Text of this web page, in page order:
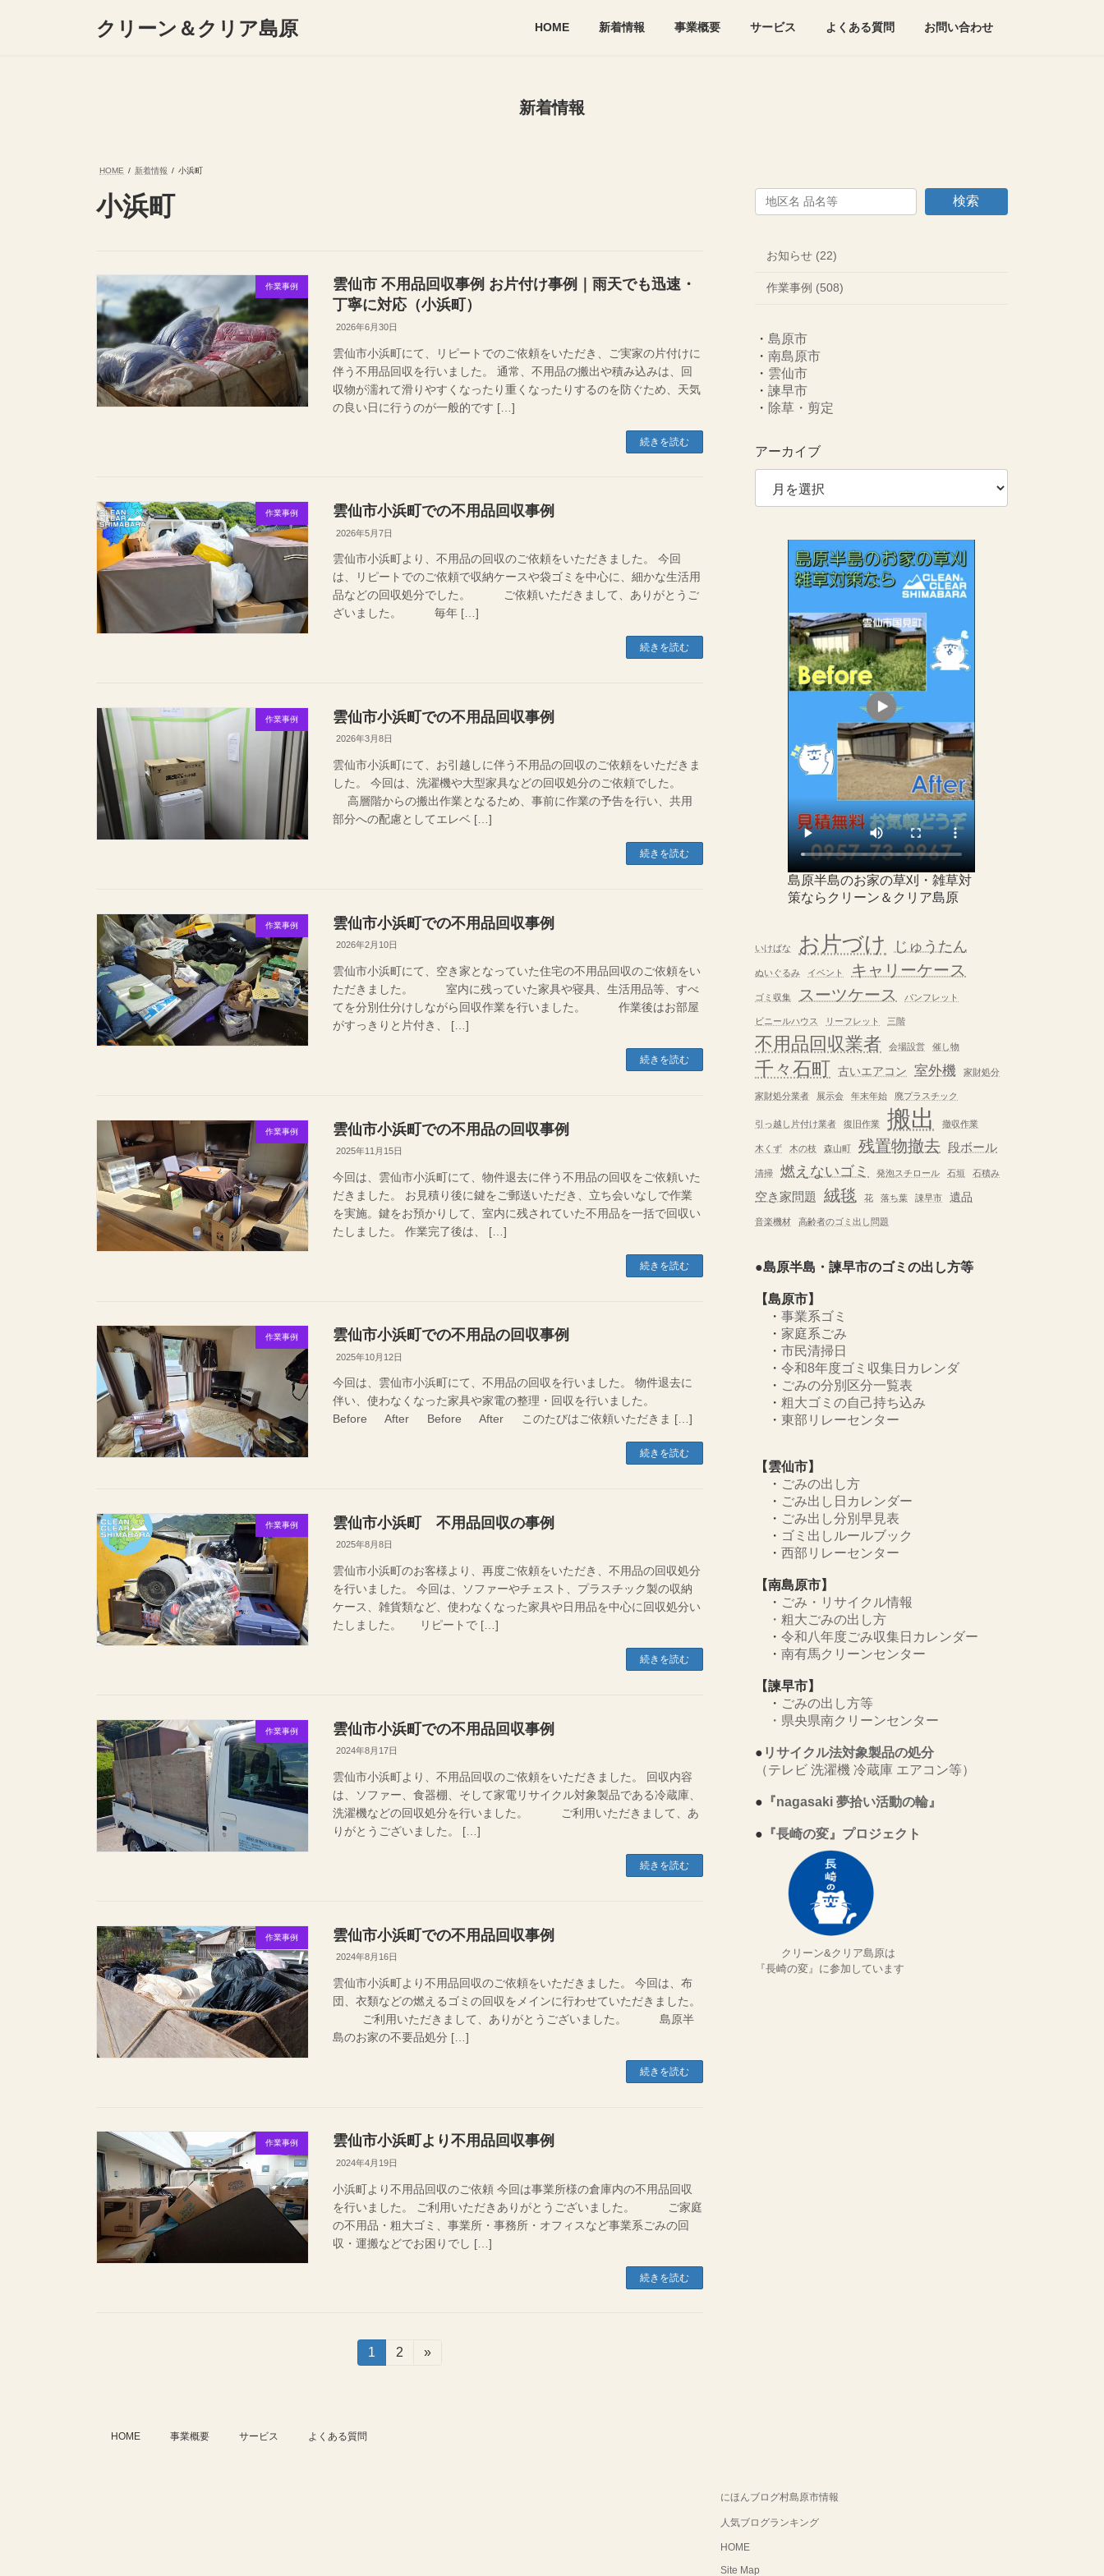
クリーン＆クリア島原 HOME 新着情報 事業概要 サービス よくある質問 お問い合わせ
新着情報
HOME 新着情報 小浜町
小浜町
作業事例
雲仙市 不用品回収事例 お片付け事例｜雨天でも迅速・
丁寧に対応（小浜町）
2026年6月30日
雲仙市小浜町にて、リピートでのご依頼をいただき、ご実家の片付けに
伴う不用品回収を行いました。 通常、不用品の搬出や積み込みは、回
収物が濡れて滑りやすくなったり重くなったりするのを防ぐため、天気
の良い日に行うのが一般的です […]
続きを読む
作業事例 雲仙市小浜町での不用品回収事例
2026年5月7日
雲仙市小浜町より、不用品の回収のご依頼をいただきました。 今回
は、リピートでのご依頼で収納ケースや袋ゴミを中心に、細かな生活用
品などの回収処分でした。 ご依頼いただきまして、ありがとうご
ざいました。 毎年 […]
続きを読む
作業事例 雲仙市小浜町での不用品回収事例
2026年3月8日
雲仙市小浜町にて、お引越しに伴う不用品の回収のご依頼をいただきま
した。 今回は、洗濯機や大型家具などの回収処分のご依頼でした。
高層階からの搬出作業となるため、事前に作業の予告を行い、共用
部分への配慮としてエレベ […]
続きを読む
作業事例 雲仙市小浜町での不用品回収事例
2026年2月10日
雲仙市小浜町にて、空き家となっていた住宅の不用品回収のご依頼をい
ただきました。 室内に残っていた家具や寝具、生活用品等、すべ
てを分別仕分けしながら回収作業を行いました。 作業後はお部屋
がすっきりと片付き、 […]
続きを読む
作業事例 雲仙市小浜町での不用品の回収事例
2025年11月15日
今回は、雲仙市小浜町にて、物件退去に伴う不用品の回収をご依頼いた
だきました。 お見積り後に鍵をご郵送いただき、立ち会いなしで作業
を実施。鍵をお預かりして、室内に残されていた不用品を一括で回収い
たしました。 作業完了後は、 […]
続きを読む
作業事例 雲仙市小浜町での不用品の回収事例
2025年10月12日
今回は、雲仙市小浜町にて、不用品の回収を行いました。 物件退去に
伴い、使わなくなった家具や家電の整理・回収を行いました。
Before After Before After このたびはご依頼いただきま […]
続きを読む
作業事例 雲仙市小浜町 不用品回収の事例
2025年8月8日
雲仙市小浜町のお客様より、再度ご依頼をいただき、不用品の回収処分
を行いました。 今回は、ソファーやチェスト、プラスチック製の収納
ケース、雑貨類など、使わなくなった家具や日用品を中心に回収処分い
たしました。 リピートで […]
続きを読む
作業事例 雲仙市小浜町での不用品回収事例
2024年8月17日
雲仙市小浜町より、不用品回収のご依頼をいただきました。 回収内容
は、ソファー、食器棚、そして家電リサイクル対象製品である冷蔵庫、
洗濯機などの回収処分を行いました。 ご利用いただきまして、あ
りがとうございました。 […]
続きを読む
作業事例 雲仙市小浜町での不用品回収事例
2024年8月16日
雲仙市小浜町より不用品回収のご依頼をいただきました。 今回は、布
団、衣類などの燃えるゴミの回収をメインに行わせていただきました。
ご利用いただきまして、ありがとうございました。 島原半
島のお家の不要品処分 […]
続きを読む
作業事例 雲仙市小浜町より不用品回収事例
2024年4月19日
小浜町より不用品回収のご依頼 今回は事業所様の倉庫内の不用品回収
を行いました。 ご利用いただきありがとうございました。 ご家庭
の不用品・粗大ゴミ、事業所・事務所・オフィスなど事業系ごみの回
収・運搬などでお困りでし […]
続きを読む
固
定
1
固
2 »
検索
お知らせ (22)
作業事例 (508)
・島原市
・南島原市
・ 雲仙市
・諫早市
・ 除草・剪定
アーカイブ
島原半島のお家の草刈・雑草対
策ならクリーン＆クリア島原
いけばな お片づけ じゅうたん
ぬいぐるみ イベント キャリーケース
ゴミ収集 スーツケース パンフレット
ビニールハウス リーフレット 三階
不用品回収業者 会場設営 催し物
千々石町 古いエアコン 室外機 家財処分
家財処分業者 展示会 年末年始 廃プラスチック
引っ越し片付け業者 復旧作業 搬出 撤収作業
木くず 木の枝 森山町 残置物撤去 段ボール
清掃 燃えないゴミ 発泡スチロール 石垣 石積み
空き家問題 絨毯 花 落ち葉 諌早市 遺品
音楽機材 高齢者のゴミ出し問題
●島原半島・諫早市のゴミの出し方等
【島原市】
・事業系ゴミ
・ 家庭系ごみ
・市民清掃日
・令和8年度ゴミ収集日カレンダ
・ ごみの分別区分一覧表
・粗大ゴミの自己持ち込み
・東部リレーセンター
【雲仙市】
・ ごみの出し方
・ ごみ出し日カレンダー
・ ごみ出し分別早見表
・ ゴミ出しルールブック
・西部リレーセンター
【南島原市】
・ ごみ・リサイクル情報
・粗大ごみの出し方
・令和八年度ごみ収集日カレンダー
・南有馬クリーンセンター
【諫早市】
・ ごみの出し方等
・ 県央県南クリーンセンター
● リサイクル法対象製品の処分
（テレビ 洗濯機 冷蔵庫 エアコン等）
● 『nagasaki 夢拾い活動の輪』
● 『長崎の変』プロジェクト
クリーン&クリア島原は
『長崎の変』に参加しています
HOME 事業概要 サービス よくある質問
にほんブログ村島原市情報
人気ブログランキング
HOME
Site Map